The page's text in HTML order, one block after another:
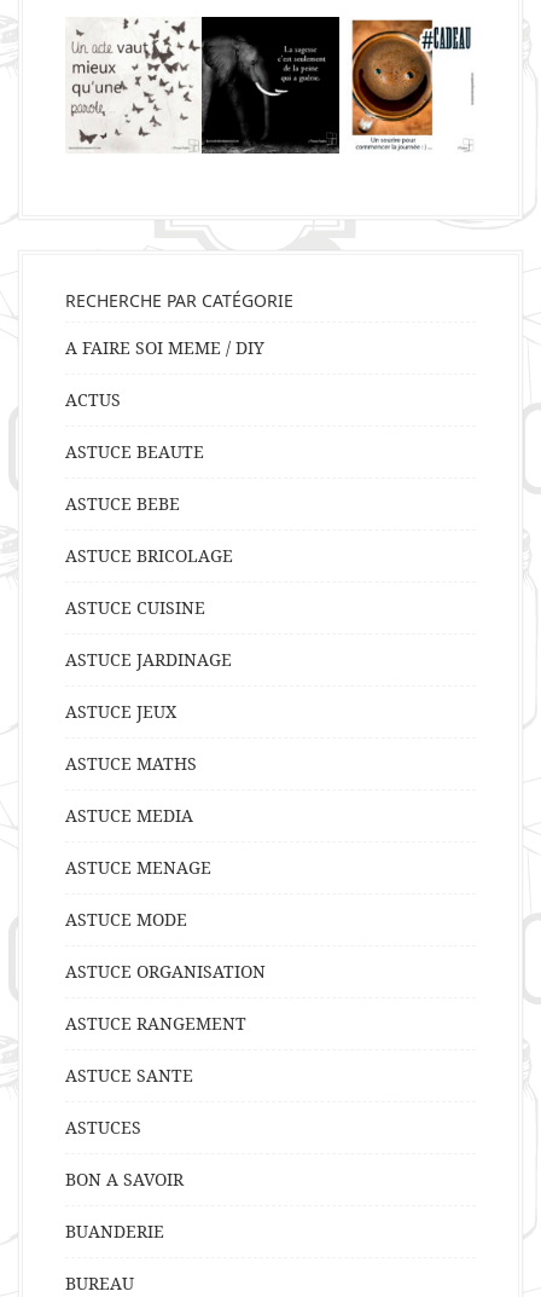
RECHERCHE PAR CATÉGORIE
A FAIRE SOI MEME / DIY
ACTUS
ASTUCE BEAUTE
ASTUCE BEBE
ASTUCE BRICOLAGE
ASTUCE CUISINE
ASTUCE JARDINAGE
ASTUCE JEUX
ASTUCE MATHS
ASTUCE MEDIA
ASTUCE MENAGE
ASTUCE MODE
ASTUCE ORGANISATION
ASTUCE RANGEMENT
ASTUCE SANTE
ASTUCES
BON A SAVOIR
BUANDERIE
BUREAU